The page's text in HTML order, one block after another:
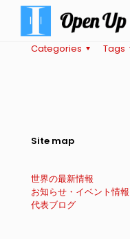
Categories Tags
Site map
世界の最新情報
お知らせ・イベント情報
代表ブログ